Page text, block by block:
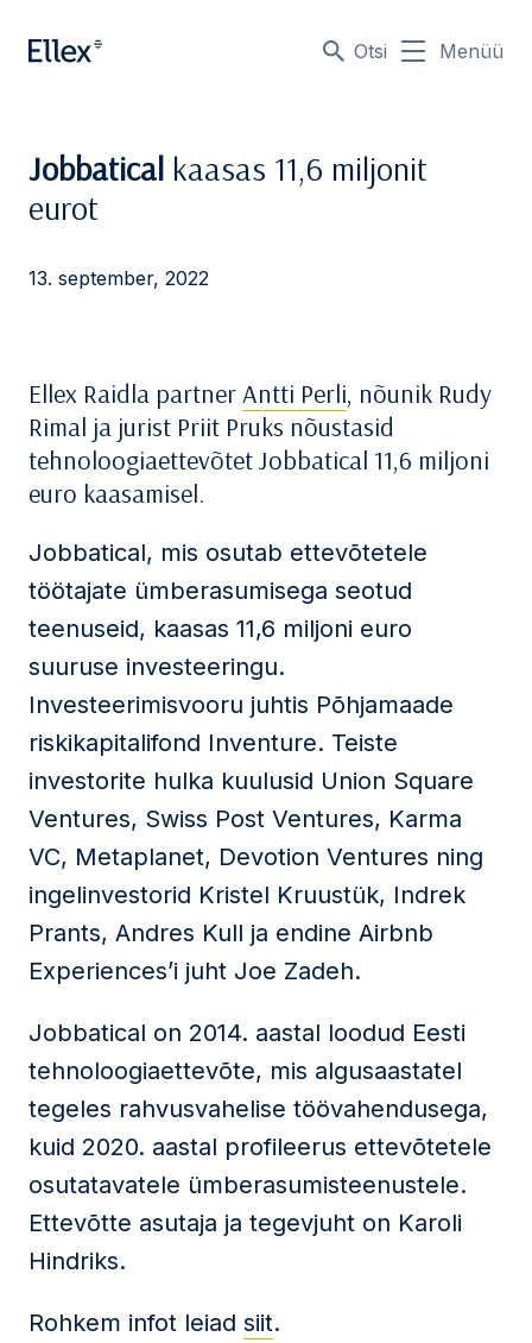
Otsi Menüü
Jobbatical kaasas 11,6 miljonit
eurot
13. september, 2022
Ellex Raidla partnerAntti Perli, nõunik Rudy
Rimal ja jurist Priit Pruks nõustasid
tehnoloogiaettevõtet Jobbatical 11,6 miljoni
euro kaasamisel.
Jobbatical, mis osutab ettevõtetele
töötajate ümberasumisega seotud
teenuseid, kaasas 11,6 miljoni euro
suuruse investeeringu.
Investeerimisvooru juhtis Põhjamaade
riskikapitalifond Inventure. Teiste
investorite hulka kuulusid Union Square
Ventures, Swiss Post Ventures, Karma
VC, Metaplanet, Devotion Ventures ning
ingelinvestorid Kristel Kruustük, Indrek
Prants, Andres Kull ja endine Airbnb
Experiences’i juht Joe Zadeh.
Jobbatical on 2014. aastal loodud Eesti
tehnoloogiaettevõte, mis algusaastatel
tegeles rahvusvahelise töövahendusega,
kuid 2020. aastal profileerus ettevõtetele
osutatavatele ümberasumisteenustele.
Ettevõtte asutaja ja tegevjuht on Karoli
Hindriks.
Rohkem infot leiad siit.